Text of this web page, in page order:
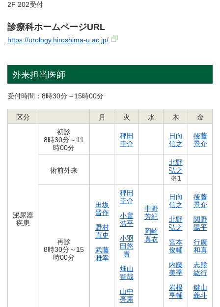
2F 202受付
診療科ホームページURL
https://urology.hiroshima-u.ac.jp/
外来担当医師
受付時間：8時30分～15時00分
区分 月 火 水 木 金
泌尿器
疾患
初診
8時30分～11
時00分
稗田
圭介
日向
信之
後藤
景介
術前外来
北野
弘之
※1
再診
8時30分～15
時00分
田坂
晋作
野村
直史
武藤
雅幸
稗田
圭介
小畠
浩平
小羽
田悠
貴
畑山
智哉
山中
亮憲
中野
芳紀
岡崎
真衣
日向
信之
北野
弘之
宮本
俊輔
内藤
美季
岩根
亨輔
後藤
景介
関野
陽平
行廣
和真
志熊
紘行
鍵山
義斗